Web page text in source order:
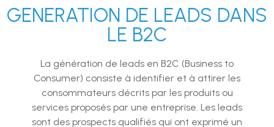
GENERATION DE LEADS DANS
LE B2C
La génération de leads en B2C (Business to
Consumer) consiste à identifier et à attirer les
consommateurs décrits par les produits ou
services proposés par une entreprise. Les leads
sont des prospects qualifiés qui ont exprimé un